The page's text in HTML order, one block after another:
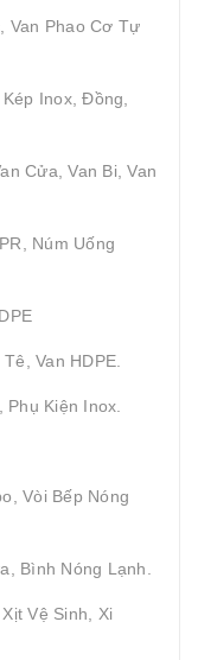
Van Phao Cơ Tự
Inox, Đồng,
Cửa, Van Bi, Van
Núm Uống
Van HDPE.
Kiện Inox.
Vòi Bếp Nóng
Bình Nóng Lạnh.
Vệ Sinh, Xi